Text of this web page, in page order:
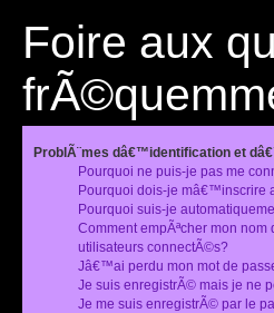
Foire aux
ProblÃ¨mes dâ€™identification et
Pourquoi ne puis-je pas me
Pourquoi dois-je mâ€™inscrire
Pourquoi suis-je
Comment empÃªcher mon
utilisateurs connectÃ©s?
Jâ€™ai perdu mon mot de
Je suis enregistrÃ© mais je ne
Je me suis enregistrÃ© par le